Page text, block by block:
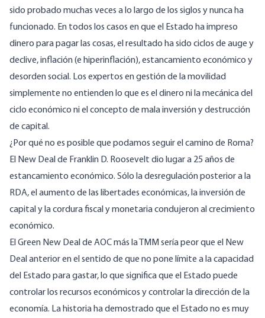
sido probado muchas veces a lo largo de los siglos ynunca ha
funcionado. En todos los casos en que el Estado ha impreso
dinero para pagar las cosas, el resultado ha sido ciclos de auge y
declive, inflación (e hiperinflación), estancamiento económico y
desorden social. Los expertos en gestión de la movilidad
simplemente no entienden lo que es el dinero ni la mecánica del
ciclo económico ni el concepto de mala inversióny destrucción
de capital.
¿Por qué no es posible que podamos seguir el camino de Roma?
El New Deal de Franklin D. Roosevelt dio lugara 25 años de
estancamiento económico. Sólo la desregulación posterior a la
RDA, el aumento de las libertades económicas, la inversión de
capital y la cordura fiscal y monetaria condujeron al crecimiento
económico.
El Green New Deal de AOC más la TMM sería peor que el New
Deal anterior en el sentido de que no pone límite a la capacidad
del Estado para gastar, lo que significa que el Estado puede
controlar los recursos económicos y controlar la dirección de la
economía. La historia ha demostrado que el Estado no es muy